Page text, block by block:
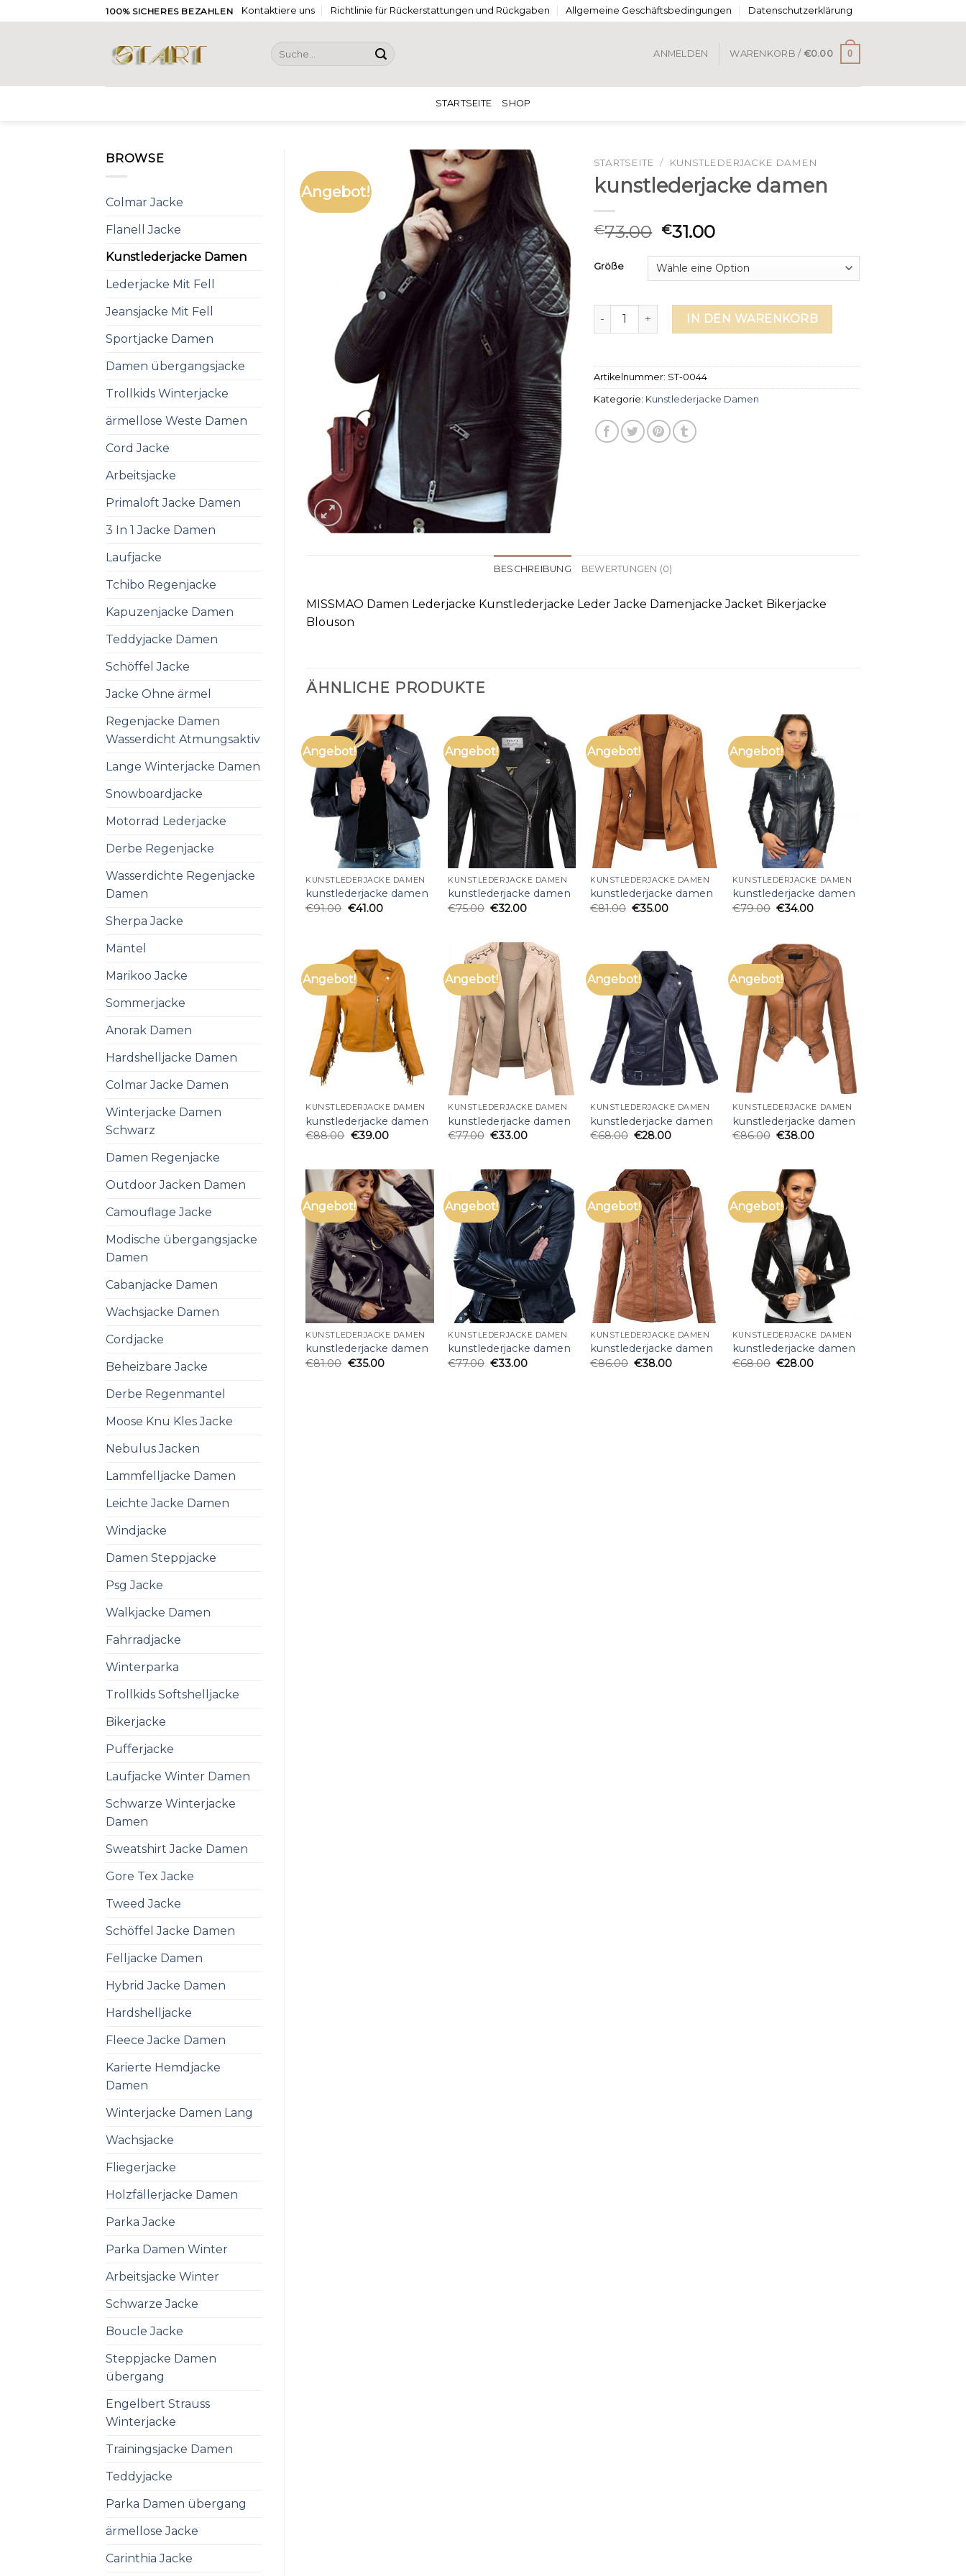
to
100% SICHERES BEZAHLEN Kontaktiere uns Richtlinie für Rückerstattungen und Rückgaben Allgemeine Geschäftsbedingungen Datenschutzerklärung
Suche
nach:
ANMELDEN WARENKORB / €0.00 0
STARTSEITE SHOP
BROWSE
Colmar Jacke
Flanell Jacke
Kunstlederjacke Damen
Lederjacke Mit Fell
Jeansjacke Mit Fell
Sportjacke Damen
Damen übergangsjacke
Trollkids Winterjacke
ärmellose Weste Damen
Cord Jacke
Arbeitsjacke
Primaloft Jacke Damen
3 In 1 Jacke Damen
Laufjacke
Tchibo Regenjacke
Kapuzenjacke Damen
Teddyjacke Damen
Schöffel Jacke
Jacke Ohne ärmel
Regenjacke Damen
Wasserdicht Atmungsaktiv
Lange Winterjacke Damen
Snowboardjacke
Motorrad Lederjacke
Derbe Regenjacke
Wasserdichte Regenjacke
Damen
Sherpa Jacke
Mäntel
Marikoo Jacke
Sommerjacke
Anorak Damen
Hardshelljacke Damen
Colmar Jacke Damen
Winterjacke Damen
Schwarz
Damen Regenjacke
Outdoor Jacken Damen
Camouflage Jacke
Modische übergangsjacke
Damen
Cabanjacke Damen
Wachsjacke Damen
Cordjacke
Beheizbare Jacke
Derbe Regenmantel
Moose Knu Kles Jacke
Nebulus Jacken
Lammfelljacke Damen
Leichte Jacke Damen
Windjacke
Damen Steppjacke
Psg Jacke
Walkjacke Damen
Fahrradjacke
Winterparka
Trollkids Softshelljacke
Bikerjacke
Pufferjacke
Laufjacke Winter Damen
Schwarze Winterjacke
Damen
Sweatshirt Jacke Damen
Gore Tex Jacke
Tweed Jacke
Schöffel Jacke Damen
Felljacke Damen
Hybrid Jacke Damen
Hardshelljacke
Fleece Jacke Damen
Karierte Hemdjacke
Damen
Winterjacke Damen Lang
Wachsjacke
Fliegerjacke
Holzfällerjacke Damen
Parka Jacke
Parka Damen Winter
Arbeitsjacke Winter
Schwarze Jacke
Boucle Jacke
Steppjacke Damen
übergang
Engelbert Strauss
Winterjacke
Trainingsjacke Damen
Teddyjacke
Parka Damen übergang
ärmellose Jacke
Carinthia Jacke
Angebot!
STARTSEITE / KUNSTLEDERJACKE DAMEN
kunstlederjacke damen
€73.00 €31.00
Größe
kunstlederjacke damen MengeIN DEN WARENKORB
Artikelnummer: ST-0044
Kategorie: Kunstlederjacke Damen
BESCHREIBUNG BEWERTUNGEN (0)
MISSMAO Damen Lederjacke Kunstlederjacke Leder Jacke Damenjacke Jacket Bikerjacke
Blouson
ÄHNLICHE PRODUKTE
Angebot!
KUNSTLEDERJACKE DAMEN
kunstlederjacke damen
€91.00 €41.00
Angebot!
KUNSTLEDERJACKE DAMEN
kunstlederjacke damen
€75.00 €32.00
Angebot!
KUNSTLEDERJACKE DAMEN
kunstlederjacke damen
€81.00 €35.00
Angebot!
KUNSTLEDERJACKE DAMEN
kunstlederjacke damen
€79.00 €34.00
Angebot!
KUNSTLEDERJACKE DAMEN
kunstlederjacke damen
€88.00 €39.00
Angebot!
KUNSTLEDERJACKE DAMEN
kunstlederjacke damen
€77.00 €33.00
Angebot!
KUNSTLEDERJACKE DAMEN
kunstlederjacke damen
€68.00 €28.00
Angebot!
KUNSTLEDERJACKE DAMEN
kunstlederjacke damen
€86.00 €38.00
Angebot!
KUNSTLEDERJACKE DAMEN
kunstlederjacke damen
€81.00 €35.00
Angebot!
KUNSTLEDERJACKE DAMEN
kunstlederjacke damen
€77.00 €33.00
Angebot!
KUNSTLEDERJACKE DAMEN
kunstlederjacke damen
€86.00 €38.00
Angebot!
KUNSTLEDERJACKE DAMEN
kunstlederjacke damen
€68.00 €28.00